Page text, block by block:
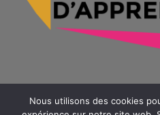
Nous utilisons des cookies